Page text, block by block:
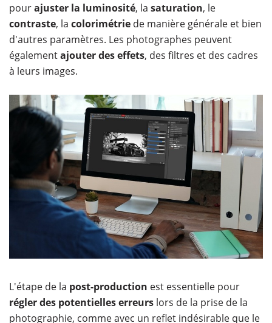
pourajuster la luminosité, la saturation, le
contraste, la colorimétrie de manière générale et bien
d'autres paramètres. Les photographes peuvent
égalementajouter des effets, des filtres et des cadres
à leurs images.
L'étape de la post-production est essentielle pour
régler des potentielles erreurs lors de la prise de la
photographie, comme avec un reflet indésirable que le